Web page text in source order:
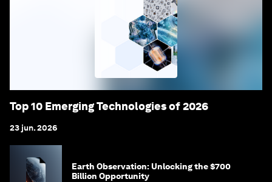
Top 10 Emerging Technologies of 2026
23 jun. 2026
Earth Observation: Unlocking the $700
Billion Opportunity